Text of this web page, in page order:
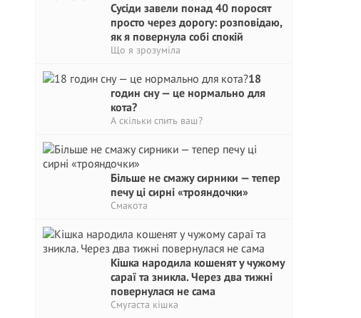
Сусіди завели понад 40 поросят
просто через дорогу: розповідаю,
як я повернула собі спокій
Що я зрозуміла
18
годин сну — це нормально для
кота?
А скільки спить ваш?
Більше не смажу сирники — тепер
печу ці сирні «трояндочки»
Смакота
Кішка народила кошенят у чужому
сараї та зникла. Через два тижні
повернулася не сама
Смугаста кішка